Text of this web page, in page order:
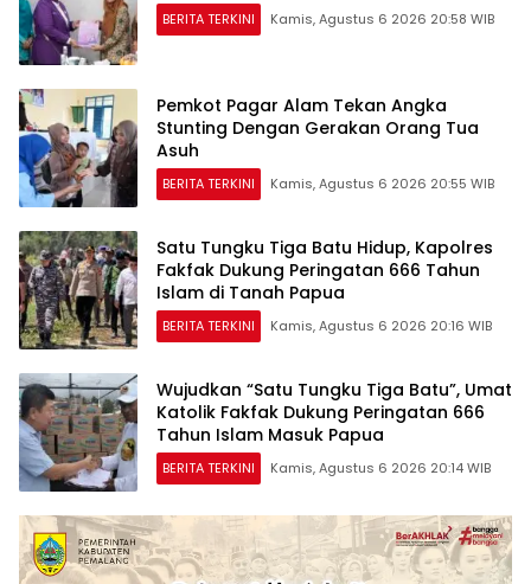
BERITA TERKINI Kamis, Agustus 6 2026 20:58 WIB
Pemkot Pagar Alam Tekan Angka
Stunting Dengan Gerakan Orang Tua
Asuh
BERITA TERKINI Kamis, Agustus 6 2026 20:55 WIB
Satu Tungku Tiga Batu Hidup, Kapolres
Fakfak Dukung Peringatan 666 Tahun
Islam di Tanah Papua
BERITA TERKINI Kamis, Agustus 6 2026 20:16 WIB
Wujudkan “Satu Tungku Tiga Batu”, Umat
Katolik Fakfak Dukung Peringatan 666
Tahun Islam Masuk Papua
BERITA TERKINI Kamis, Agustus 6 2026 20:14 WIB